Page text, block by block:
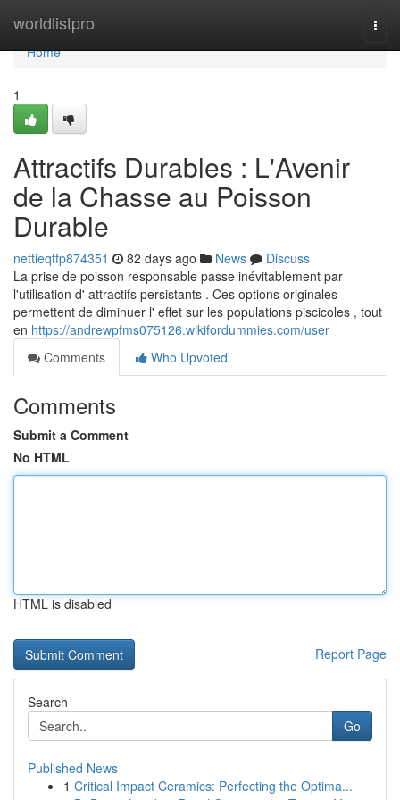
worldlistpro
Home
Home
1
Attractifs Durables : L'Avenir
de la Chasse au Poisson
Durable
nettieqtfp874351 82 days ago News
Discuss
La prise de poisson responsable passe inévitablement par
l'utilisation d' attractifs persistants . Ces options originales
permettent de diminuer l' effet sur les populations piscicoles , tout
en https://andrewpfms075126.wikifordummies.com/user
Comments
Who Upvoted
Comments
Submit a Comment
No HTML
HTML is disabled
Report Page
Search
Go
Published News
1 Critical Impact Ceramics: Perfecting the Optima...